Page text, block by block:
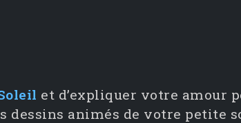
et d’expliquer votre amour
dessins animés de votre petite